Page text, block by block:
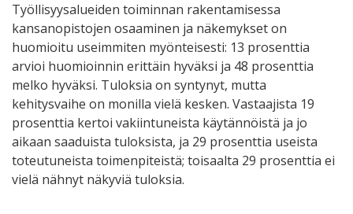
Työllisyysalueiden toiminnan rakentamisessa
kansanopistojen osaaminen ja näkemykset on
huomioitu useimmiten myönteisesti: 13 prosenttia
arvioi huomioinnin erittäin hyväksi ja 48 prosenttia
melko hyväksi. Tuloksia on syntynyt, mutta
kehitysvaihe on monilla vielä kesken. Vastaajista 19
prosenttia kertoi vakiintuneista käytännöistä ja jo
aikaan saaduista tuloksista, ja 29 prosenttia useista
toteutuneista toimenpiteistä; toisaalta 29 prosenttia ei
vielä nähnyt näkyviä tuloksia.